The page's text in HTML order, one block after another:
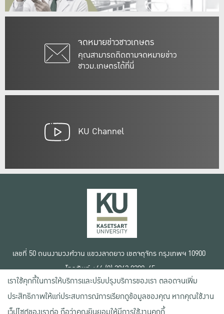
จดหมายข่าวชาวเกษตร
คุณสามารถติดตามจดหมายข่าว
ชาวม.เกษตรได้ที่นี่
KU Channel
เลขที่ 50 ถนนงามวงศ์วาน แขวงลาดยาว เขตจตุจักร กรุงเทพฯ 10900
โทรศัพท์ +66 (0) 2942 8200-45
เงื่อนไขการใช้งานเว็บไซต์
ข้อตกลงด้านสิทธิ์ใช้งาน
นโยบายความเป็นส่วนตัว
เราใช้คุกกี้ในการให้บริการและปรับปรุงบริการของเรา ตลอดจนเพิ่ม
ประสิทธิภาพให้แก่ประสบการณ์การเรียกดูข้อมูลของคุณ หากคุณใช้งาน